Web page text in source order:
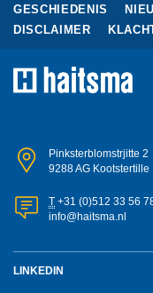
GESCHIEDENIS
DISCLAIMER
Pinksterblomstrjitte 2
9288 AG Kootstertille
T +31 (0)512 33 56
info@haitsma.nl
LINKEDIN